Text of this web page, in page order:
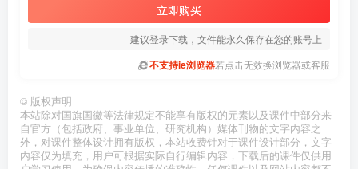
立即购买
建议登录下载，文件能永久保存在您的账号上
不支持ie浏览器若点击无效换浏览器或客服
© 版权声明
本站除对国旗国徽等法律规定不能享有版权的元素以及课件中部分来
自官方（包括政府、事业单位、研究机构）媒体刊物的文字内容之
外，对课件整体设计拥有版权，本站收费针对于课件设计部分，文字
内容仅为填充，用户可根据实际自行编辑内容，下载后的课件仅供用